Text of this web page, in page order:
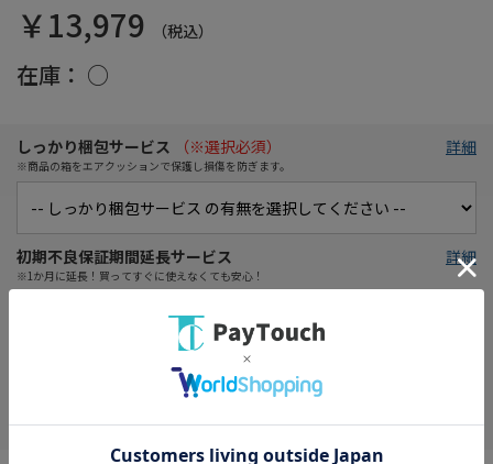
￥13,979 （税込）
在庫： ○
しっかり梱包サービス （※選択必須）
※商品の箱をエアクッションで保護し損傷を防ぎます。
詳細
初期不良保証期間延長サービス
※1か月に延長！買ってすぐに使えなくても安心！
詳細